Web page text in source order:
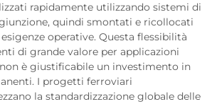
rapidamente utilizzando sistemi di
quindi smontati e ricollocati
operative. Questa flessibilità
di grande valore per applicazioni
è giustificabile un investimento in
I progetti ferroviari
la standardizzazione globale delle